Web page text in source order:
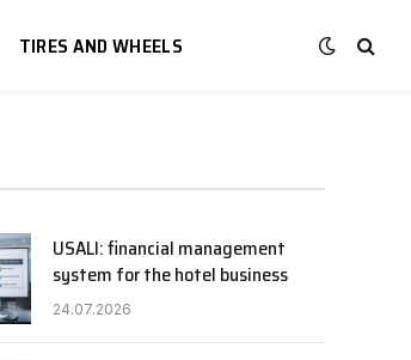
TIRES AND WHEELS
USALI: financial management
system for the hotel business
24.07.2026